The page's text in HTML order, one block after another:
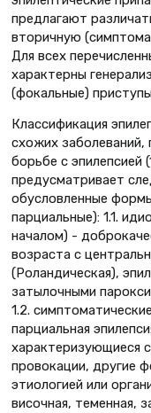
предлагают
вторичную
Для всех
характерны
(фокальные)
Классификация
схожих
борьбе с эпилепсией
предусматривает
обусловленные
парциальные): 1.1.
началом) -
возраста с
(Роландическая),
затылочными
1.2.
парциальная
характеризующиеся
провокации, другие
этиологией или
височная, теменная,